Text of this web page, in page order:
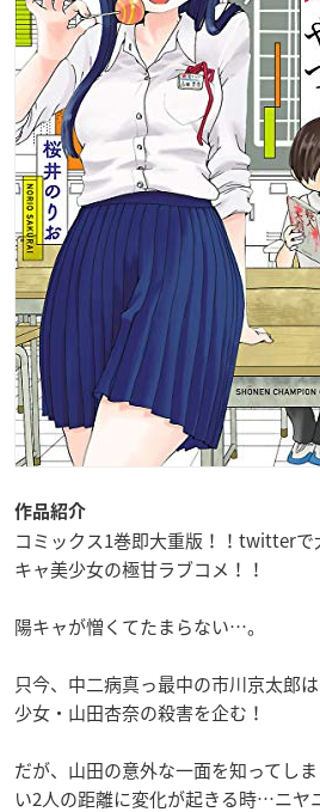
作品紹介
コミックス1巻即大重版！！twitter
キャ美少女の極甘ラブコメ！！
陽キャが憎くてたまらない…。
只今、中二病真っ最中の市川京太郎
少女・山田杏奈の殺害を企む！
だが、山田の意外な一面を知ってし
い2人の距離に変化が起きる時…ニヤ